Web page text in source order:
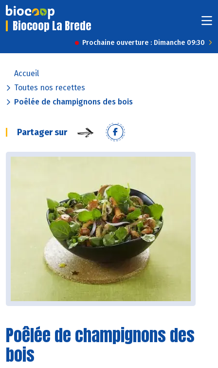
Biocoop La Brede
Prochaine ouverture : Dimanche 09:30
Accueil
Toutes nos recettes
Poêlée de champignons des bois
Partager sur
Poêlée de champignons des
bois